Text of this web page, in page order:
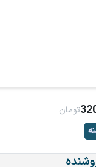
تومان